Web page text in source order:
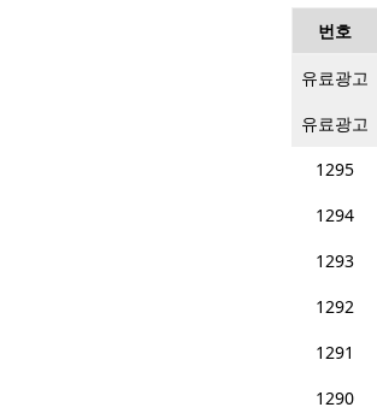
번호
유료광고
유료광고
1295
1294
1293
1292
1291
1290